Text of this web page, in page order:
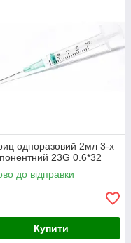
одноразовий 2мл 3-х
23G 0.6*32
до відправки
Купити